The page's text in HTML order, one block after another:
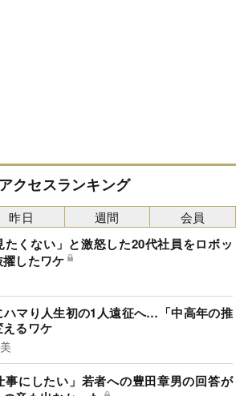
アクセスランキング
くない」と激怒した20代社員をロボッ
擢したワケ
マり人生初の1人遠征へ…「中高年の推
るワケ
事にしたい」若者への豊田章男の回答が
昨日 週間 会員